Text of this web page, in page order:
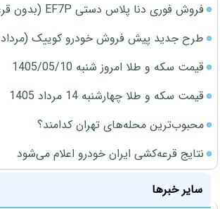
فروش فوری دنا پلاس دستی EF7P (بدون قرعه کشی)
طرح جدید پیش فروش خودرو کوییک (مرداد 1405)
قیمت سکه و طلا امروز شنبه 1405/05/10
قیمت سکه و طلا چهارشنبه 14 مرداد 1405
محبوب‌ترین محله‌های تهران کدامند؟
نتایج قرعه‌کشی ایران خودرو اعلام می‌شود
سایر خبرها